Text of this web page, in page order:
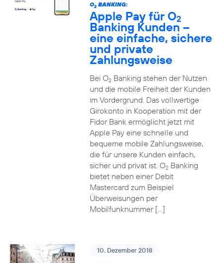
O2BANKING:
Apple Pay für O2
Banking Kunden –
eine einfache, sichere
und private
Zahlungsweise
Bei O2Banking stehen der Nutzen
und die mobile Freiheit der Kunden
im Vordergrund. Das vollwertige
Girokonto in Kooperation mit der
Fidor Bank ermöglicht jetzt mit
Apple Pay eine schnelle und
bequeme mobile Zahlungsweise,
die für unsere Kunden einfach,
sicher und privat ist. O2Banking
bietet neben einer Debit
Mastercard zum Beispiel
Überweisungen per
Mobilfunknummer […]
10. Dezember 2018